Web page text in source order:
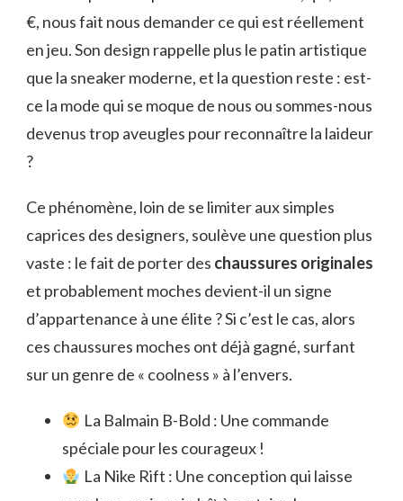
€, nous fait nous demander ce qui est réellement
en jeu. Son design rappelle plus le patin artistique
que la sneaker moderne, et la question reste : est-
ce la mode qui se moque de nous ou sommes-nous
devenus trop aveugles pour reconnaître la laideur
?
Ce phénomène, loin de se limiter aux simples
caprices des designers, soulève une question plus
vaste : le fait de porter des chaussures originales
et probablement moches devient-il un signe
d’appartenance à une élite ? Si c’est le cas, alors
ces chaussures moches ont déjà gagné, surfant
sur un genre de « coolness » à l’envers.
La Balmain B-Bold : Une commande
spéciale pour les courageux !
La Nike Rift : Une conception qui laisse